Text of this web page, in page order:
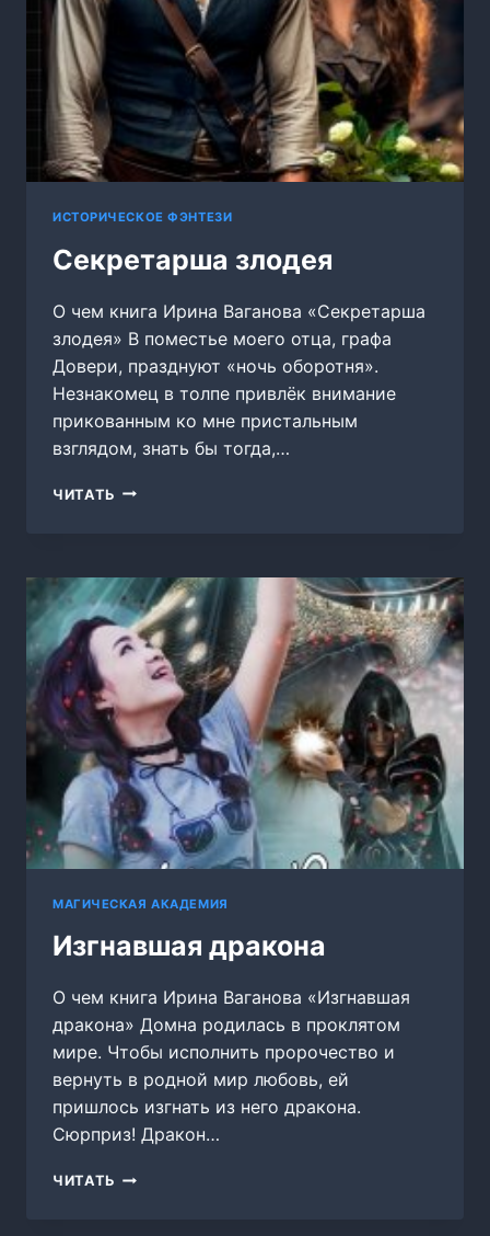
ИСТОРИЧЕСКОЕ ФЭНТЕЗИ
Секретарша злодея
О чем книга Ирина Ваганова «Секретарша
злодея» В поместье моего отца, графа
Довери, празднуют «ночь оборотня».
Незнакомец в толпе привлёк внимание
прикованным ко мне пристальным
взглядом, знать бы тогда,…
ЧИТАТЬ СЕКРЕТАРША
МАГИЧЕСКАЯ АКАДЕМИЯ
Изгнавшая дракона
О чем книга Ирина Ваганова «Изгнавшая
дракона» Домна родилась в проклятом
мире. Чтобы исполнить пророчество и
вернуть в родной мир любовь, ей
пришлось изгнать из него дракона.
Сюрприз! Дракон…
ЧИТАТЬ ИЗГНАВШАЯ